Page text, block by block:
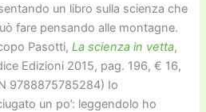
un libro sulla scienza che
fare pensando alle montagne.
Pasotti,La scienza in vetta,
Edizioni 2015, pag. 196, € 16,
9788875785284) Io
un po’: leggendolo ho